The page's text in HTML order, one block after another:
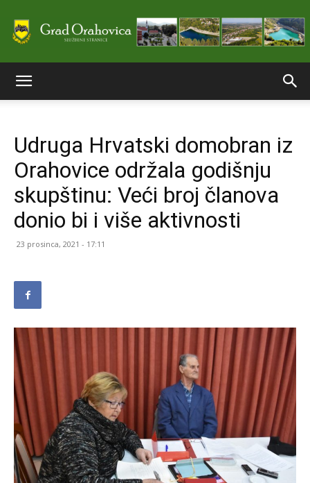
stranice
Grada
Udruga Hrvatski domobran iz
Orahovice održala godišnju
skupštinu: Veći broj članova
donio bi i više aktivnosti
23 prosinca, 2021 - 17:11